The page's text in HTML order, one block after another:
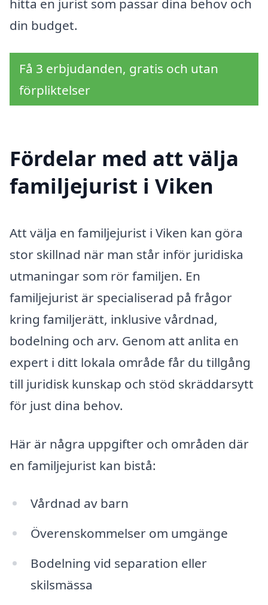
hitta en jurist som passar dina behov och
din budget.
Få 3 erbjudanden, gratis och utan
förpliktelser
Fördelar med att välja
familjejurist i Viken
Att välja en familjejurist i Viken kan göra
stor skillnad när man står inför juridiska
utmaningar som rör familjen. En
familjejurist är specialiserad på frågor
kring familjerätt, inklusive vårdnad,
bodelning och arv. Genom att anlita en
expert i ditt lokala område får du tillgång
till juridisk kunskap och stöd skräddarsytt
för just dina behov.
Här är några uppgifter och områden där
en familjejurist kan bistå:
Vårdnad av barn
Överenskommelser om umgänge
Bodelning vid separation eller
skilsmässa